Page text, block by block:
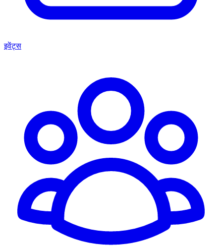
इवेंट्स